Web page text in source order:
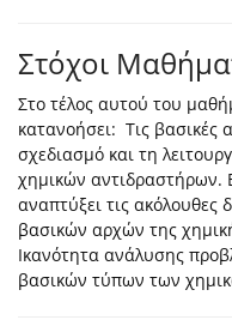
Στόχοι
Στο τέλος αυτού του
κατανοήσει: Τις βασικές
σχεδιασμό και τη
χημικών αντιδραστήρων.
αναπτύξει τις ακόλουθες
βασικών αρχών της
Ικανότητα ανάλυσης
βασικών τύπων των